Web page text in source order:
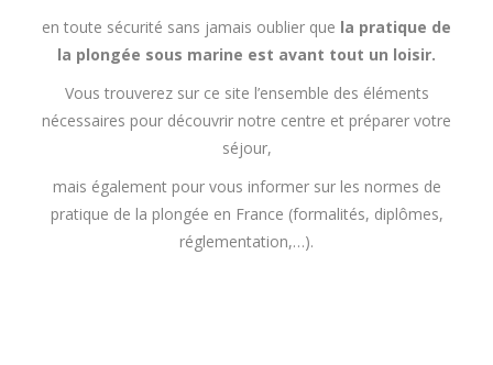
en toute sécurité sans jamais oublier que la pratique de
la plongée sous marine est avant tout un loisir.
Vous trouverez sur ce site l’ensemble des éléments
nécessaires pour découvrir notre centre et préparer votre
séjour,
mais également pour vous informer sur les normes de
pratique de la plongée en France (formalités, diplômes,
réglementation,…).